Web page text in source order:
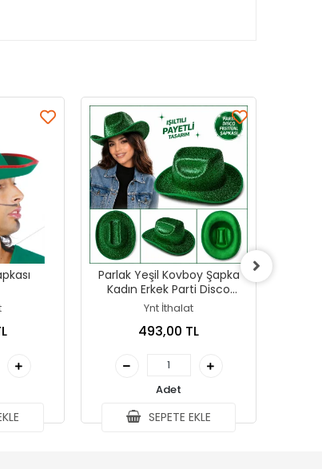
Parlak Yeşil Kovboy Şapka
Kadın Erkek Parti Disco
Festival Şapkası
Ynt İthalat
493,00 TL
Adet
SEPETE EKLE